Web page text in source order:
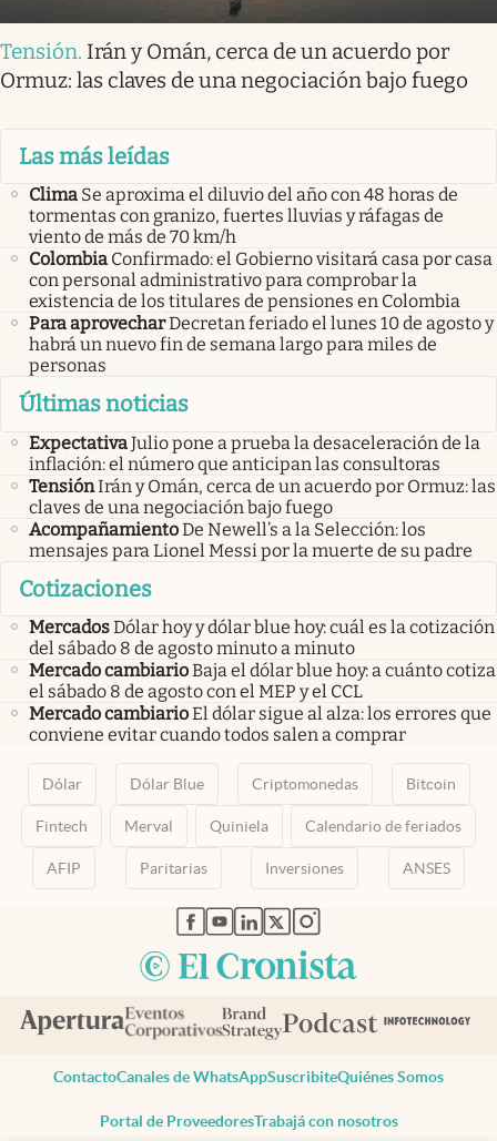
Tensión. Irán y Omán, cerca de un acuerdo por
Ormuz: las claves de una negociación bajo fuego
Las más leídas
Clima Se aproxima el diluvio del año con 48 horas de
tormentas con granizo, fuertes lluvias y ráfagas de
viento de más de 70 km/h
Colombia Confirmado: el Gobierno visitará casa por casa
con personal administrativo para comprobar la
existencia de los titulares de pensiones en Colombia
Para aprovecharDecretan feriado el lunes 10 de agosto y
habrá un nuevo fin de semana largo para miles de
personas
Últimas noticias
ExpectativaJulio pone a prueba la desaceleración de la
inflación: el número que anticipan las consultoras
TensiónIrán y Omán, cerca de un acuerdo por Ormuz: las
claves de una negociación bajo fuego
AcompañamientoDe Newell’s a la Selección: los
mensajes para Lionel Messi por la muerte de su padre
Cotizaciones
MercadosDólar hoy y dólar blue hoy: cuál es la cotización
del sábado 8 de agosto minuto a minuto
Mercado cambiarioBaja el dólar blue hoy: a cuánto cotiza
el sábado 8 de agosto con el MEP y el CCL
Mercado cambiarioEl dólar sigue al alza: los errores que
conviene evitar cuando todos salen a comprar
Dólar Dólar Blue Criptomonedas Bitcoin
Fintech Merval Quiniela Calendario de feriados
AFIP Paritarias Inversiones ANSES
abre en nueva pestaña
abre en nueva pestaña
abre en nueva pestaña
abre en nueva pestaña
abre en nueva pestaña
ContactoCanales de WhatsAppSuscribiteQuiénes Somos
Portal de ProveedoresTrabajá con nosotros